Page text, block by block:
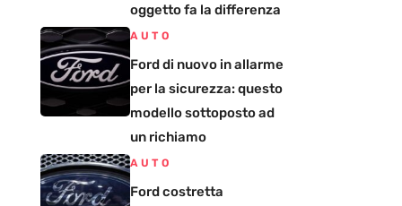
oggetto fa la differenza
AUTO
Ford di nuovo in allarme
per la sicurezza: questo
modello sottoposto ad
un richiamo
AUTO
Ford costretta